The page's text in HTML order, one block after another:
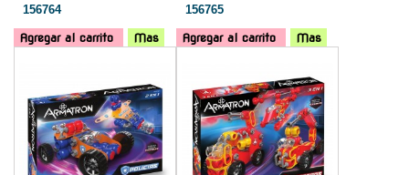
156764
Agregar al carrito Mas
156765
Agregar al carrito
Mas